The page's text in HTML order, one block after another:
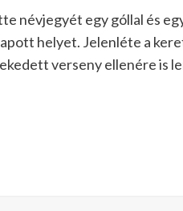
névjegyét egy góllal és
helyet. Jelenléte a
verseny ellenére is